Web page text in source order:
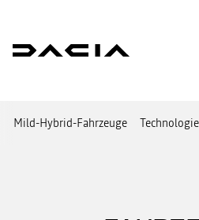
Mild-Hybrid-Fahrzeuge Technologie